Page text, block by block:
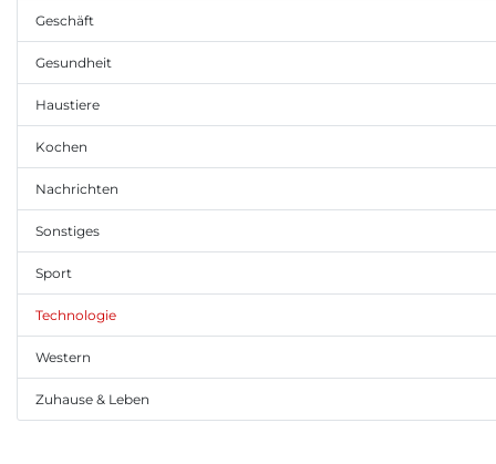
Geschäft
Gesundheit
Haustiere
Kochen
Nachrichten
Sonstiges
Sport
Technologie
Western
Zuhause & Leben